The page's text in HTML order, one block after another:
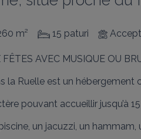
m² 15 paturi
AVEC MUSIQUE OU
la Ruelle est un hébergement
pouvant accueillir jusqu’à
un jacuzzi, un